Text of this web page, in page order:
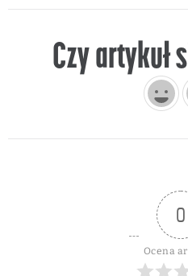
Czy artykuł
0
Ocena